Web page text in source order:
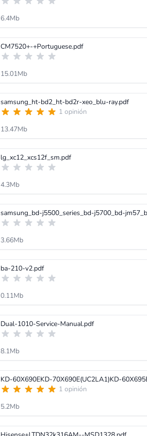
6.4Mb
CM7520+-+Portuguese.pdf
15.01Mb
samsung_ht-bd2_ht-bd2r-xeo_blu-ray.pdf
1 opinión
13.47Mb
lg_xc12_xcs12f_sm.pdf
4.3Mb
3.66Mb
ba-210-v2.pdf
0.11Mb
Dual-1010-Service-Manual.pdf
8.1Mb
1 opinión
5.2Mb